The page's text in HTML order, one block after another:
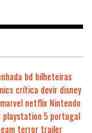
bd bilheteiras
crítica devir disney
marvel netflix Nintendo
playstation 5 portugal
terror trailer